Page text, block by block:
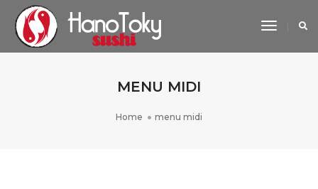
Toggle
MENU MIDI
Home menu midi